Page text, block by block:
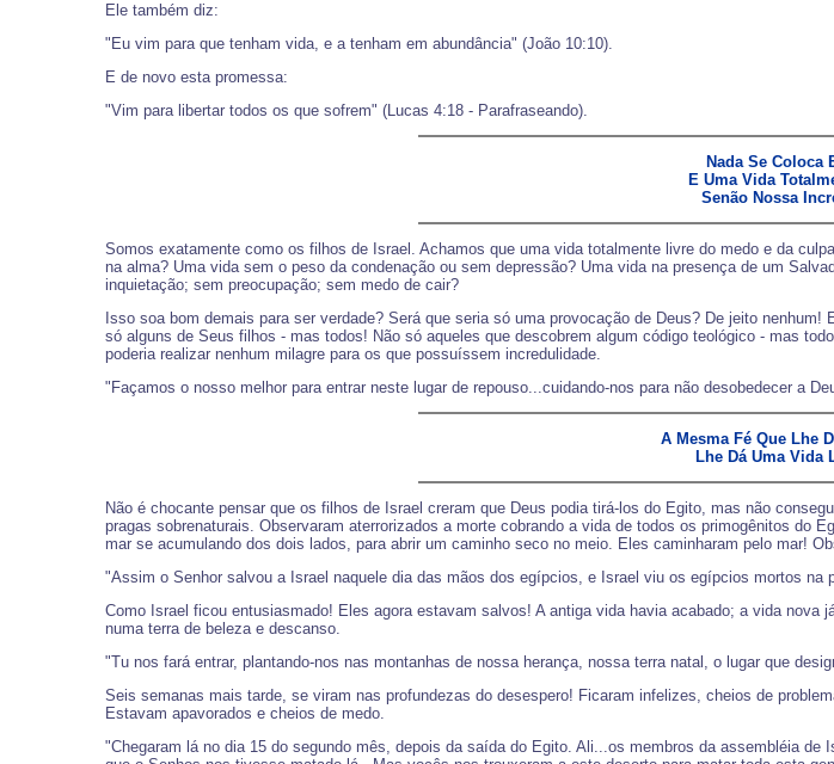
Ele também diz:
"Eu vim para que tenham vida, e a tenham em abundância" (João 10:10).
E de novo esta promessa:
"Vim para libertar todos os que sofrem" (Lucas 4:18 - Parafraseando).
Nada Se Coloca
E Uma Vida
Senão Nossa
Somos exatamente como os filhos de Israel. Achamos que uma vida totalmente livre do medo e da
na alma? Uma vida sem o peso da condenação ou sem depressão? Uma vida na presença de um
inquietação; sem preocupação; sem medo de cair?
Isso soa bom demais para ser verdade? Será que seria só uma provocação de Deus? De jeito
só alguns de Seus filhos - mas todos! Não só aqueles que descobrem algum código teológico - mas
poderia realizar nenhum milagre para os que possuíssem incredulidade.
"Façamos o nosso melhor para entrar neste lugar de repouso...cuidando-nos para não desobedecer a
A Mesma Fé Que Lhe
Lhe Dá Uma Vida
Não é chocante pensar que os filhos de Israel creram que Deus podia tirá-los do Egito, mas não
pragas sobrenaturais. Observaram aterrorizados a morte cobrando a vida de todos os primogênitos do
mar se acumulando dos dois lados, para abrir um caminho seco no meio. Eles caminharam pelo mar!
"Assim o Senhor salvou a Israel naquele dia das mãos dos egípcios, e Israel viu os egípcios mortos na
Como Israel ficou entusiasmado! Eles agora estavam salvos! A antiga vida havia acabado; a vida
numa terra de beleza e descanso.
"Tu nos fará entrar, plantando-nos nas montanhas de nossa herança, nossa terra natal, o lugar que
Seis semanas mais tarde, se viram nas profundezas do desespero! Ficaram infelizes, cheios de
Estavam apavorados e cheios de medo.
"Chegaram lá no dia 15 do segundo mês, depois da saída do Egito. Ali...os membros da assembléia